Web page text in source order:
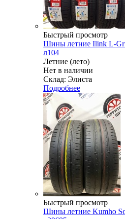
Быстрый просмотр
Шины летние Ilink L-
л104
Летние (лето)
Нет в наличии
Склад: Элиста
Подробнее
Быстрый просмотр
Шины летние Kumho